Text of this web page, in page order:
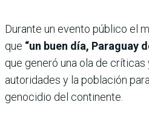
Durante un evento público el
que “un buen día, Paraguay
que generó una ola de críticas
autoridades y la población
genocidio del continente.